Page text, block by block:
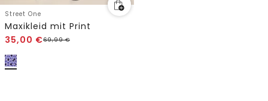
Street One
Maxikleid mit Print
35,00 €69,99€